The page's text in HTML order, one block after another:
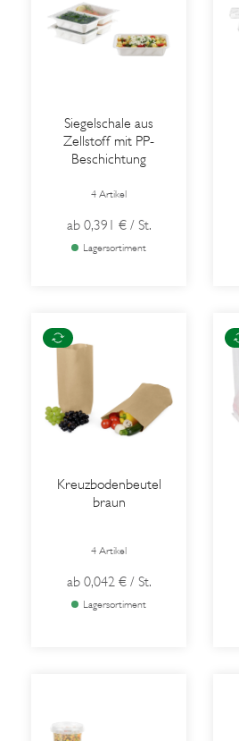
Siegelschale aus
Zellstoff mit PP-
Beschichtung
4 Artikel
ab 0,391 € / St.
Lagersortiment
Kreuzbodenbeutel
braun
4 Artikel
ab 0,042 € / St.
Lagersortiment